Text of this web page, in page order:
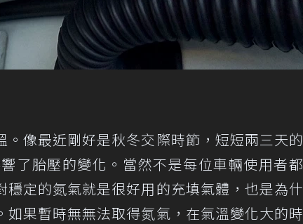
像最近剛好是秋冬交際時節，短短兩三天的
了胎壓的變化。當然不是每位車輛使用者都
定的氮氣就是很好用的充填氣體，也是為什
果暫時無無法取得氮氣，在氣溫變化大的時